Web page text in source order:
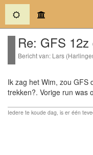
(current)
Re: GFS
Bericht van: Lars
Ik zag het Wim, zou GFS
trekken?. Vorige run was
Iedere te koude dag, is er één